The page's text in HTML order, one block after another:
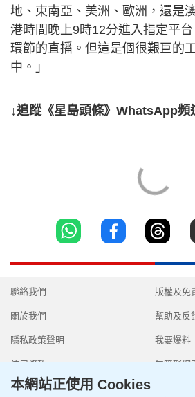
地、東南亞、美洲、歐洲，還是
港時間晚上9時12分進入指定平
環節的直播。但這是個很艱巨的
中。」
↓追蹤《星島頭條》WhatsApp頻
聯絡我們
關於我們
隱私政策聲明
使用條款
版權及免
幫助及反
我要爆料
無障礙網
本網站正使用 Cookies